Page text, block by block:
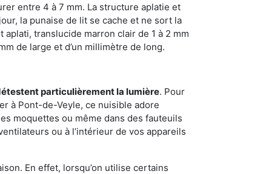
entre 4 à 7 mm. La structure aplatie et
la punaise de lit se cache et ne sort la
translucide marron clair de 1 à 2 mm
de large et d’un millimètre de long.
particulièrement la lumière. Pour
à Pont-de-Veyle, ce nuisible adore
moquettes ou même dans des fauteuils
ou à l’intérieur de vos appareils
En effet, lorsqu’on utilise certains